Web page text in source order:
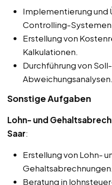
Implementierung und
Controlling-
Erstellung von
Kalkulationen.
Durchführung von
Abweichungsanalysen.
Sonstige Aufgaben
Lohn- und
Saar:
Erstellung von Lohn-
Gehaltsabrechnungen.
Beratung in